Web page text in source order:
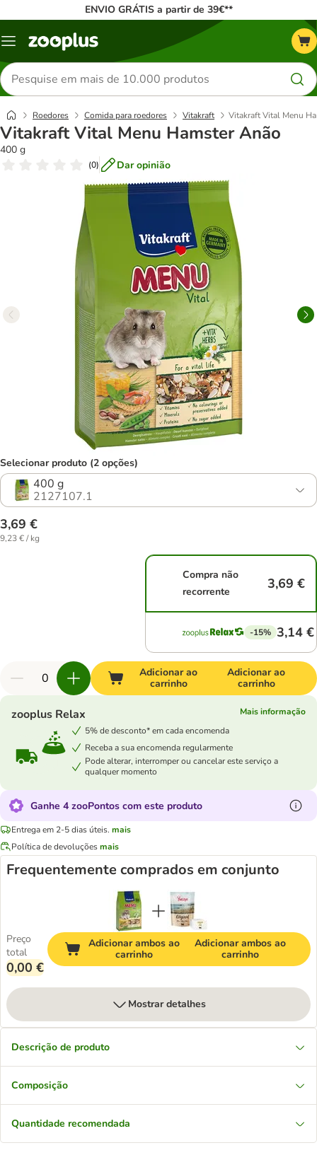
ENVIO GRÁTIS a partir de 39€**
Menu
Pesquisar
produtos
Roedores Comida para roedores Vitakraft Vitakraft Vital Menu
Vitakraft Vital Menu Hamster Anão
400 g
(0) Dar opinião
Selecionar produto (2 opções)
400 g
2127107.1
3,69 €
9,23 € / kg
Compra não
recorrente
3,69 €
-15% 3,14 €
Adicionar ao
carrinho
Adicionar ao
carrinho
zooplus Relax
Mais informação
5% de desconto* em cada encomenda
Receba a sua encomenda regularmente
Pode alterar, interromper ou cancelar este serviço a
qualquer momento
Ganhe 4 zooPontos com este produto
Entrega em 2-5 dias úteis. mais
Política de devoluçõesmais
Frequentemente comprados em conjunto
Preço
total
0,00 €
Adicionar ambos ao
carrinho
Adicionar ambos ao
carrinho
Mostrar detalhes
Descrição de produto
Composição
Quantidade recomendada